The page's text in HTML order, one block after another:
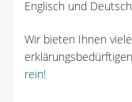
Englisch und
Wir bieten Ihnen
rein!